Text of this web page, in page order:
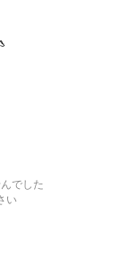
でした
い